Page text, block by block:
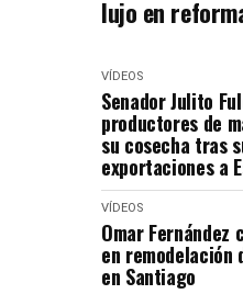
lujo en
VÍDEOS
Senador Julito
productores de
su cosecha tras
exportaciones a
VÍDEOS
Omar
en remodelación
en Santiago